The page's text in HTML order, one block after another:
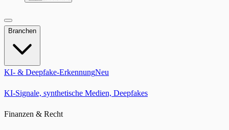
Branchen
KI- & Deepfake-ErkennungNeu
KI-Signale, synthetische Medien, Deepfakes
Finanzen & Recht